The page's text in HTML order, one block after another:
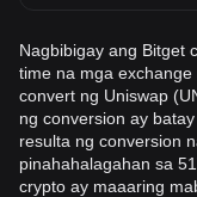
Nagbibigay ang Bitget
time na mga
convert ng Uniswap
ng conversion ay
resulta ng conversion
pinahahalagahan sa
crypto ay maaaring